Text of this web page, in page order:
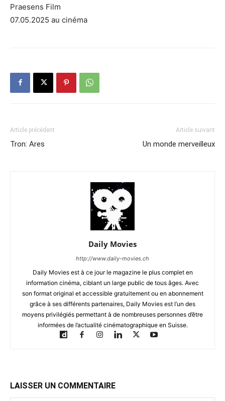
Praesens Film
07.05.2025 au cinéma
Article précédent
Tron: Ares
Article suivant
Un monde merveilleux
Daily Movies
http://www.daily-movies.ch
Daily Movies est à ce jour le magazine le plus complet en
information cinéma, ciblant un large public de tous âges. Avec
son format original et accessible gratuitement ou en abonnement
grâce à ses différents partenaires, Daily Movies est l’un des
moyens privilégiés permettant à de nombreuses personnes d’être
informées de l’actualité cinématographique en Suisse.
LAISSER UN COMMENTAIRE